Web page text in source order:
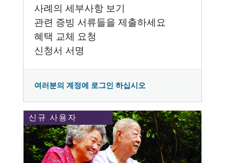
사례의 세부사항 보기
관련 증빙 서류들을 제출하세요
혜택 교체 요청
신청서 서명
여러분의 계정에 로그인 하십시오
신규 사용자